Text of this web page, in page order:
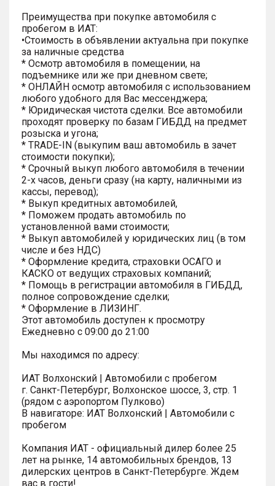
Преимущества при покупке автомобиля с
пробегом в ИАТ:
•Стоимость в объявлении актуальна при покупке
за наличные средства
* Осмотр автомобиля в помещении, на
подъемнике или же при дневном свете;
* ОНЛАЙН осмотр автомобиля с использованием
любого удобного для Вас мессенджера;
* Юридическая чистота сделки. Все автомобили
проходят проверку по базам ГИБДД на предмет
розыска и угона;
* TRADE-IN (выкупим ваш автомобиль в зачет
стоимости покупки);
* Срочный выкуп любого автомобиля в течении
2-х часов, деньги сразу (на карту, наличными из
кассы, перевод);
* Выкуп кредитных автомобилей,
* Поможем продать автомобиль по
установленной вами стоимости;
* Выкуп автомобилей у юридических лиц (в том
числе и без НДС)
* Оформление кредита, страховки ОСАГО и
КАСКО от ведущих страховых компаний;
* Помощь в регистрации автомобиля в ГИБДД,
полное сопровождение сделки;
* Оформление в ЛИЗИНГ.
Этот автомобиль доступен к просмотру
Ежедневно с 09:00 до 21:00
Мы находимся по адресу:
ИАТ Волхонский | Автомобили с пробегом
г. Санкт-Петербург, Волхонское шоссе, 3, стр. 1
(рядом с аэропортом Пулково)
В навигаторе: ИАТ Волхонский | Автомобили с
пробегом
Компания ИАТ - официальный дилер более 25
лет на рынке, 14 автомобильных брендов, 13
дилерских центров в Санкт-Петербурге. Ждем
вас в гости!